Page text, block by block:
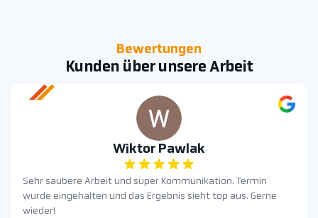
Bewertungen
Kunden über unsere Arbeit
Wiktor Pawlak
Sehr saubere Arbeit und super Kommunikation. Termin
wurde eingehalten und das Ergebnis sieht top aus. Gerne
wieder!